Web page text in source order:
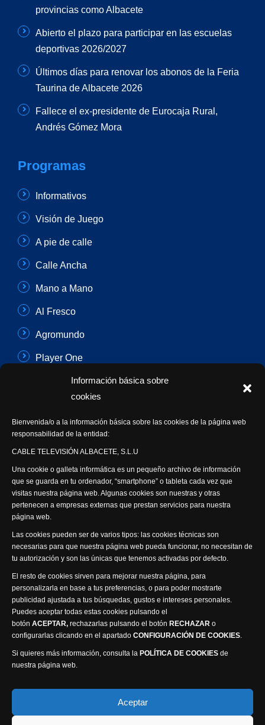
Información básica sobre
cookies
Bienvenida/o a la información básica sobre las cookies de la página web
responsabilidad de la entidad:
CABLE TELEVISIÓN ALBACETE, S.L.U
Una cookie o galleta informática es un pequeño archivo de información
que se guarda en tu ordenador, “smartphone” o tableta cada vez que
visitas nuestra página web. Algunas cookies son nuestras y otras
pertenecen a empresas externas que prestan servicios para nuestra
página web.
Las cookies pueden ser de varios tipos: las cookies técnicas son
necesarias para que nuestra página web pueda funcionar, no necesitan de
tu autorización y son las únicas que tenemos activadas por defecto.
El resto de cookies sirven para mejorar nuestra página, para
personalizarla en base a tus preferencias, o para poder mostrarte
publicidad ajustada a tus búsquedas, gustos e intereses personales.
Puedes aceptar todas estas cookies pulsando el
botón ACEPTAR, rechazarlas pulsando el botón RECHAZAR o
configurarlas clicando en el apartado CONFIGURACIÓN DE COOKIES.
Si quieres más información, consulta la POLÍTICA DE COOKIES de
nuestra página web.
Aceptar
provincias como Albacete
Abierto el plazo para participar en las escuelas
deportivas 2026/2027
Últimos días para renovar los abonos de la Feria
Taurina de Albacete 2026
Fallece el ex-presidente de Eurocaja Rural,
Andrés Gómez Mora
Programas
Informativos
Visión de Juego
A pie de calle
Calle Ancha
Mano a Mano
Al Fresco
Agromundo
Player One
Con Sentido Común
Actualidad Semanal
Síguenos
Visita nuestra productora
Política de privacidad
Política de cookies
Accesibilidad
Compromiso con la protección de datos personales
Visión Seis Televisión © 2014 Parque Empresarial
Ajusa, Calle 1 nº1, Ctra. Ayora - km 2.2, 02006